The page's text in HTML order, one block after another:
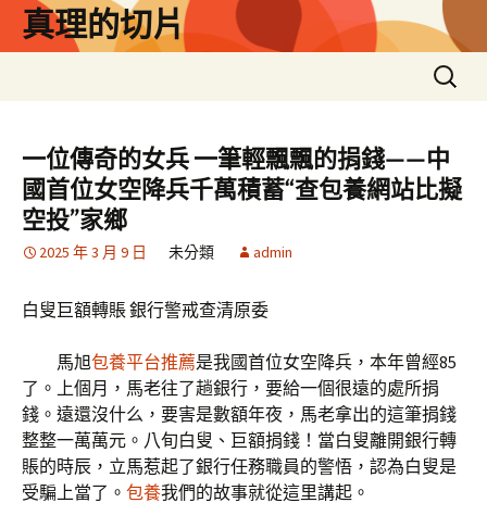
真理的切片
搜
尋
鍵
字:
一位傳奇的女兵 一筆輕飄飄的捐錢——中
國首位女空降兵千萬積蓄“查包養網站比擬
空投”家鄉
2025 年 3 月 9 日 未分類 admin
白叟巨額轉賬 銀行警戒查清原委
馬旭包養平台推薦是我國首位女空降兵，本年曾經85
了。上個月，馬老往了趟銀行，要給一個很遠的處所捐
錢。遠還沒什么，要害是數額年夜，馬老拿出的這筆捐錢
整整一萬萬元。八旬白叟、巨額捐錢！當白叟離開銀行轉
賬的時辰，立馬惹起了銀行任務職員的警悟，認為白叟是
受騙上當了。 包養我們的故事就從這里講起。